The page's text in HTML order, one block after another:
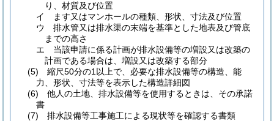
り、材質及び位置
イ
ます又はマンホールの種類、形状、寸法及び位置
ウ
排水管又は排水渠の末端を基準とした地表及び管底
までの高さ
エ
当該申請に係る計画が排水設備等の増設又は改築の
計画である場合は、増設又は改築する部分
(5)
縮尺50分の1以上で、必要な排水設備等の構造、能
力、形状、寸法等を表示した構造詳細図
(6)
他人の土地、排水設備等を使用するときは、その承諾
書
(7)
排水設備等工事施工による現状等を確認する書類